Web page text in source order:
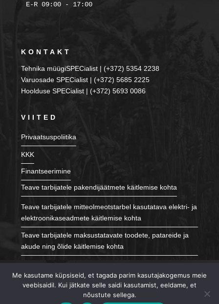
E-R 09:00 - 17:00
KONTAKT
Tehnika müügiSPECialist | (+372) 5354 2238
Varuosade SPECialist | (+372) 5685 2225
Hoolduse SPECialist | (+372) 5693 0086
VIITED
Privaatsuspoliitika
KKK
Finantseerimine
Teave tarbijatele pakendijäätmete käitlemise kohta
Teave tarbijatele mitteolmeotstarbel kasutatava elektri- ja
elektroonikaseadmete käitlemise kohta
Teave tarbijatele maksustatavate toodete, patareide ja
akude ning õlide käitlemise kohta
JÄLGI MEID
Me kasutame küpsiseid, et tagada parim kasutajakogemus meie
veebisaidil. Kui jätkate selle saidi kasutamist, eeldame, et
nõustute sellega.